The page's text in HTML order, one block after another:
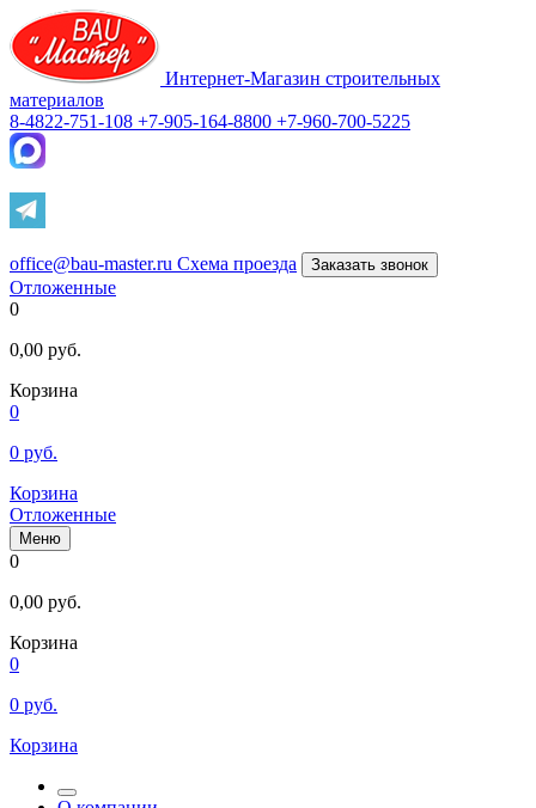
Интернет-Магазин строительных
материалов
8-4822-751-108 +7-905-164-8800 +7-960-700-5225
office@bau-master.ru Схема проезда Заказать звонок
Отложенные
0
0,00 руб.
Корзина
0
0 руб.
Корзина
Отложенные
Меню
0
0,00 руб.
Корзина
0
0 руб.
Корзина